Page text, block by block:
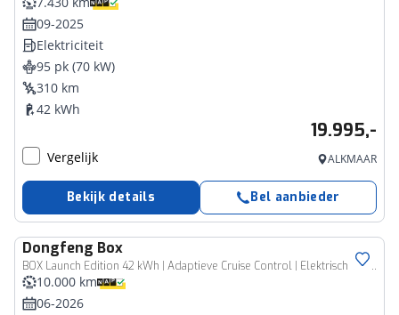
09-2025
Elektriciteit
95 pk (70 kW)
310 km
42 kWh
19.995,-
Vergelijk ALKMAAR
Bekijk details Bel aanbieder
Dongfeng Box
BOX Launch Edition 42 kWh | Adaptieve Cruise Control | Elektrisch Verstelbare Bestuurdersstoel + Geheugen | Stoelverwarming Bestuurder | Stoelventilatie Bestuurder | Apple Carplay | Android Auto | Sfeerverlichting | Elektrisch Inklapbare Buitenspiegels
10.000 km
06-2026